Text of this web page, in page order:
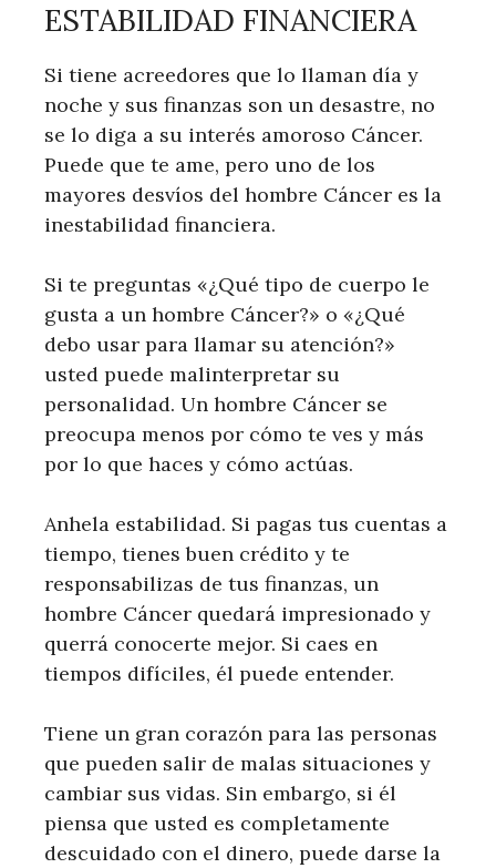
ESTABILIDAD FINANCIERA
Si tiene acreedores que lo llaman día y
noche y sus finanzas son un desastre, no
se lo diga a su interés amoroso Cáncer.
Puede que te ame, pero uno de los
mayores desvíos del hombre Cáncer es la
inestabilidad financiera.
Si te preguntas «¿Qué tipo de cuerpo le
gusta a un hombre Cáncer?» o «¿Qué
debo usar para llamar su atención?»
usted puede malinterpretar su
personalidad. Un hombre Cáncer se
preocupa menos por cómo te ves y más
por lo que haces y cómo actúas.
Anhela estabilidad. Si pagas tus cuentas a
tiempo, tienes buen crédito y te
responsabilizas de tus finanzas, un
hombre Cáncer quedará impresionado y
querrá conocerte mejor. Si caes en
tiempos difíciles, él puede entender.
Tiene un gran corazón para las personas
que pueden salir de malas situaciones y
cambiar sus vidas. Sin embargo, si él
piensa que usted es completamente
descuidado con el dinero, puede darse la